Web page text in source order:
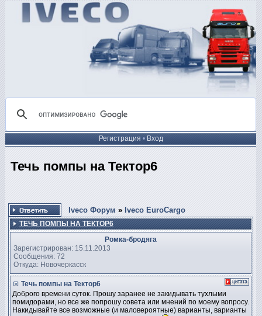
Регистрация • Вход
Течь помпы на Тектор6
Iveco Форум » Iveco EuroCargo
ТЕЧЬ ПОМПЫ НА ТЕКТОР6
Ромка-бродяга
Зарегистрирован: 15.11.2013
Сообщения: 72
Откуда: Новочеркасск
Течь помпы на Тектор6
Доброго времени суток. Прошу заранее не закидывать тухлыми
помидорами, но все же попрошу совета или мнений по моему вопросу.
Накидывайте все возможные (и маловероятные) варианты, варианты